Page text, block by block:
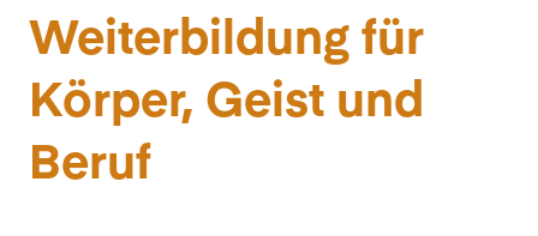
Weiterbildung für
Körper, Geist und
Beruf